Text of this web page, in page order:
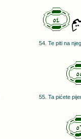
﴿٥٤﴾
54. Te piti na
55. Ta pićete